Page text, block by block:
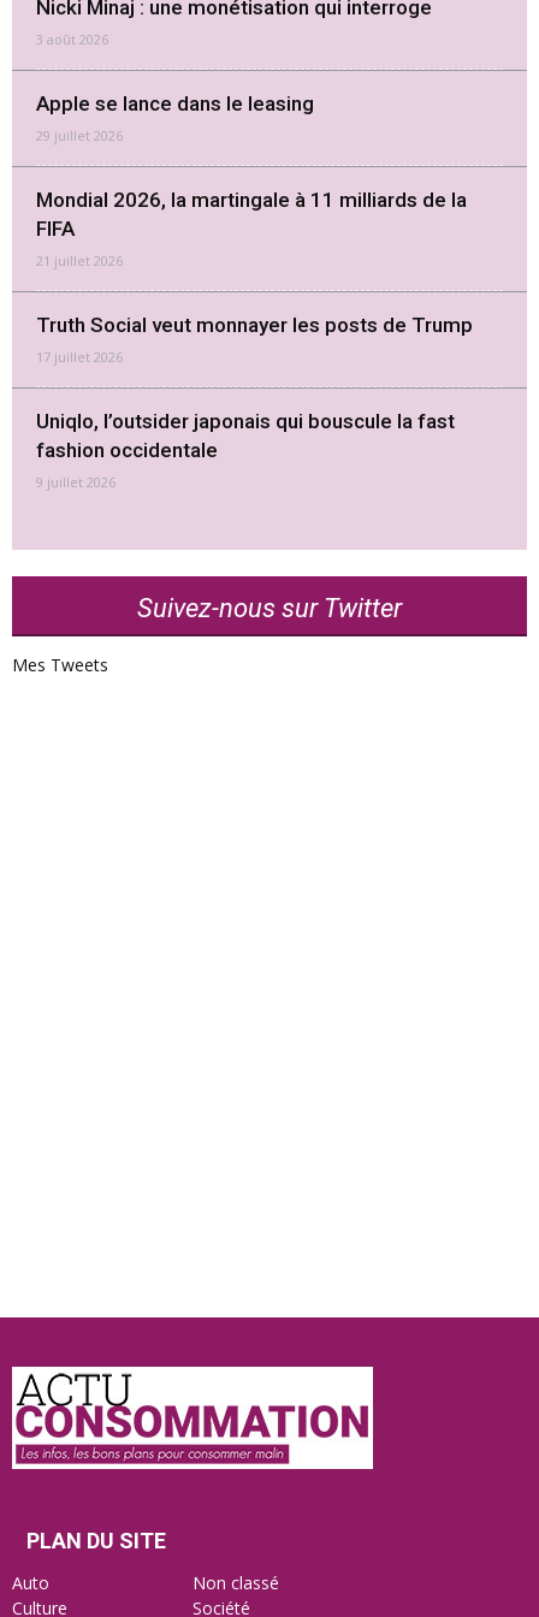
Nicki Minaj : une monétisation qui interroge
3 août 2026
Apple se lance dans le leasing
29 juillet 2026
Mondial 2026, la martingale à 11 milliards de la
FIFA
21 juillet 2026
Truth Social veut monnayer les posts de Trump
17 juillet 2026
Uniqlo, l’outsider japonais qui bouscule la fast
fashion occidentale
9 juillet 2026
Suivez-nous sur Twitter
Mes Tweets
PLAN DU SITE
Auto
Non classé
Culture
Société